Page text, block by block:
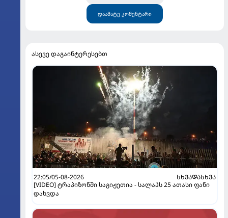
დაამატე კომენტარი
ასევე დაგაინტერესებთ
22:05/05-08-2026
ᲡᲮᲕᲐᲓᲐᲡᲮᲕᲐ
[VIDEO] ტრაპიზონში საგიჟეთია - სალაჰს 25 ათასი ფანი
დახვდა